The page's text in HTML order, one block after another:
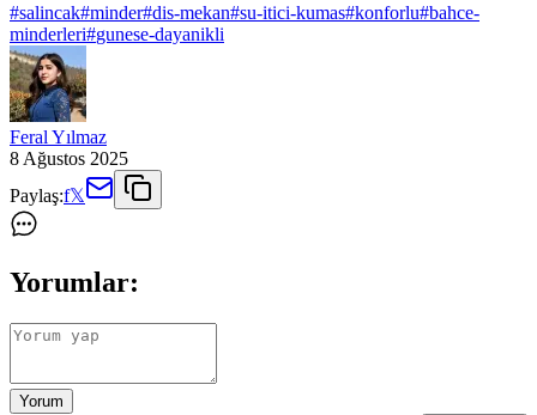
#salincak#minder#dis-mekan#su-itici-kumas#konforlu#bahce-
minderleri#gunese-dayanikli
Feral Yılmaz
8 Ağustos 2025
Paylaş:f𝕏
Yorumlar:
Yorum